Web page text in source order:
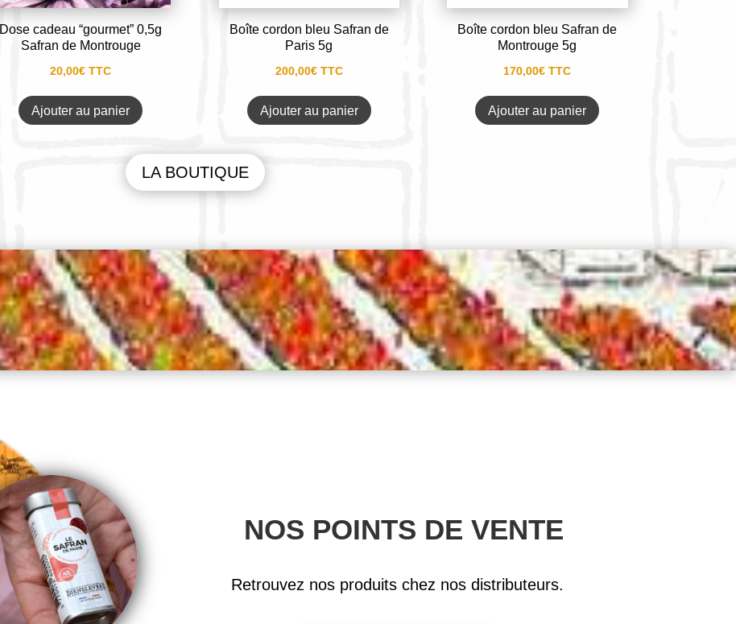
Dose cadeau “gourmet” 0,5g
Safran de Montrouge
20,00€ TTC
Ajouter au panier
Boîte cordon bleu Safran de
Paris 5g
200,00€ TTC
Ajouter au panier
Boîte cordon bleu Safran de
Montrouge 5g
170,00€ TTC
Ajouter au panier
LA BOUTIQUE
NOS POINTS DE VENTE
Retrouvez nos produits chez nos distributeurs.